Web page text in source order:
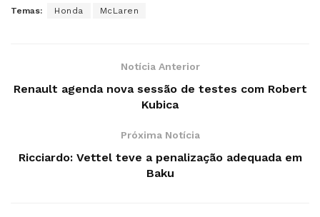
Temas: Honda McLaren
Notícia Anterior
Renault agenda nova sessão de testes com Robert
Kubica
Próxima Notícia
Ricciardo: Vettel teve a penalização adequada em
Baku